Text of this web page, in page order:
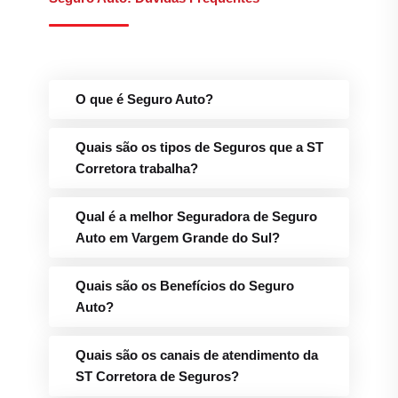
O que é Seguro Auto?
Quais são os tipos de Seguros que a ST
Corretora trabalha?
Qual é a melhor Seguradora de Seguro
Auto em Vargem Grande do Sul?
Quais são os Benefícios do Seguro
Auto?
Quais são os canais de atendimento da
ST Corretora de Seguros?